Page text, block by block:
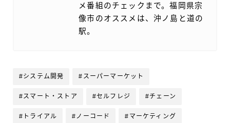
メ番組のチェックまで。福岡県宗
像市のオススメは、沖ノ島と道の
駅。
#システム開発 #スーパーマーケット
#スマート・ストア #セルフレジ #チェーン
#トライアル #ノーコード #マーケティング